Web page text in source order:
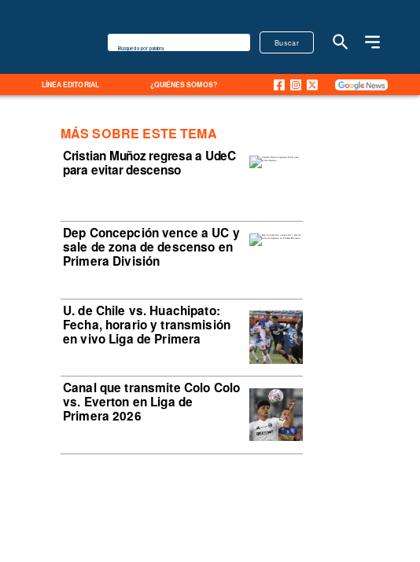
LÍNEA EDITORIAL ¿QUIÉNES SOMOS?
Buscar
Búsqueda por palabra
Cristian Muñoz regresa a UdeC
para evitar descenso
Dep Concepción vence a UC y
sale de zona de descenso en
Primera División
U. de Chile vs. Huachipato:
Fecha, horario y transmisión
en vivo Liga de Primera
Canal que transmite Colo Colo
vs. Everton en Liga de
Primera 2026
MÁS SOBRE ESTE TEMA